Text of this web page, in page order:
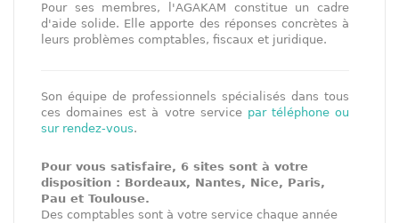
Pour ses membres, l'AGAKAM constitue un cadre
d'aide solide. Elle apporte des réponses concrètes à
leurs problèmes comptables, fiscaux et juridique.
Son équipe de professionnels spécialisés dans tous
ces domaines est à votre service par téléphone ou
sur rendez-vous.
Pour vous satisfaire, 6 sites sont à votre
disposition : Bordeaux, Nantes, Nice, Paris,
Pau et Toulouse.
Des comptables sont à votre service chaque année